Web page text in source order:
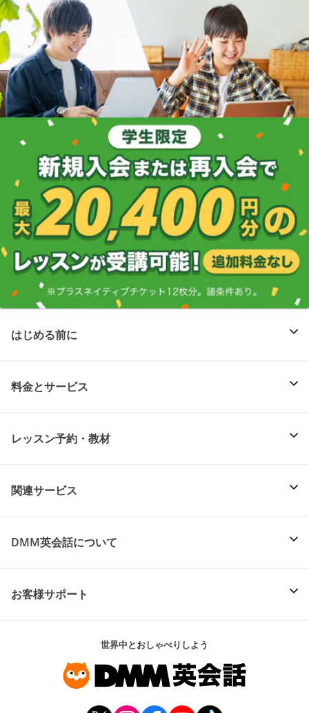
はじめる前に
料金とサービス
レッスン予約・教材
関連サービス
DMM英会話について
お客様サポート
世界中とおしゃべりしよう